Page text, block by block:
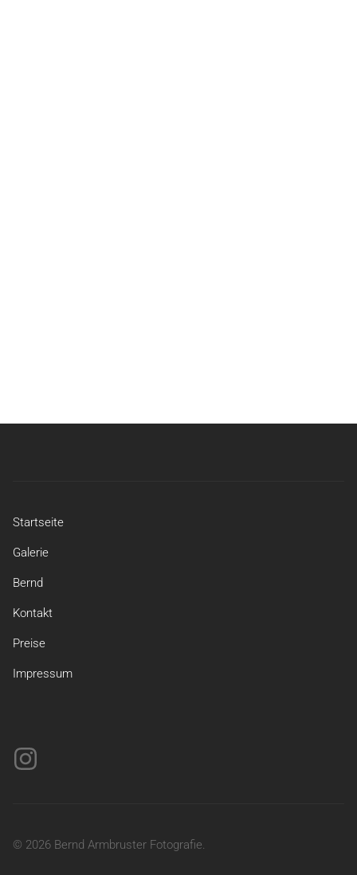
Startseite
Galerie
Bernd
Kontakt
Preise
Impressum
© 2026 Bernd Armbruster Fotografie.